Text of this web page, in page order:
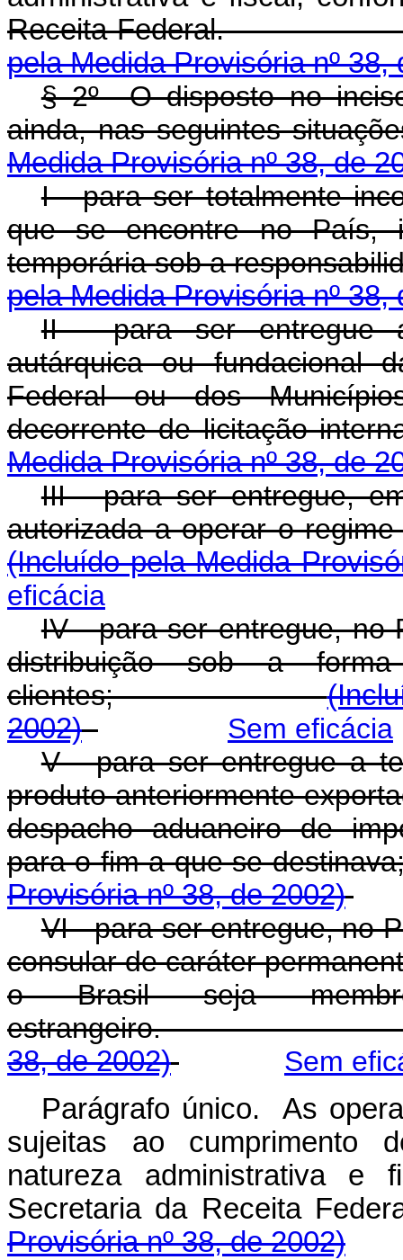
Receita
pela Medida Provisória nº 38,
§ 2º O disposto no
ainda, nas
Medida Provisória nº 38, de
I - para ser totalmente
que se encontre no País,
temporária sob a
pela Medida Provisória nº 38,
II - para ser entregue
autárquica ou fundacional
Federal ou dos
decorrente de
Medida Provisória nº 38, de
III - para ser entregue,
autorizada a operar o
(Incluído pela Medida
eficácia
IV - para ser entregue, no
distribuição sob a
clientes;
2002)
Sem eficácia
V - para ser entregue a
produto anteriormente
despacho aduaneiro de
para o fim a que se
Provisória nº 38, de 2002)
VI - para ser entregue, no
consular de caráter
o Brasil seja
38, de 2002)
Sem
Parágrafo único. As
sujeitas ao cumprimento
natureza administrativa e
Secretaria da
Provisória nº 38, de 2002)